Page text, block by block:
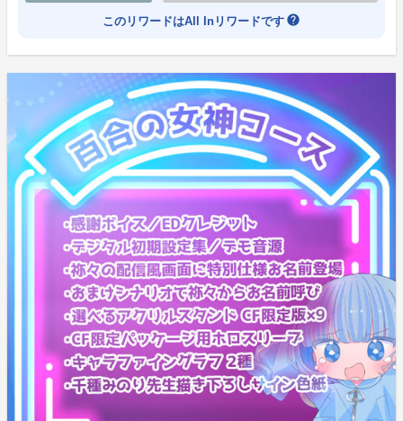
費】
Vチューバーの配信画面にも似た、八雲袮々(やくもね
ね)と天使ちゃん(あなた)達の脳内会議のシーンが特徴の
1つ！
袮々にコメントを送る天使ちゃんの名前として、あなた
のお名前を登場させます。
※コメントはこちらで用意したものになります。
このリワードはAll Inリワードです help